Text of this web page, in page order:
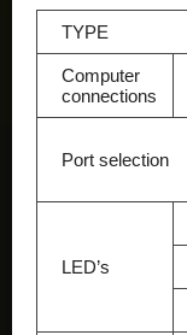
TYPE
Computer
connections
Port selection
LED’s